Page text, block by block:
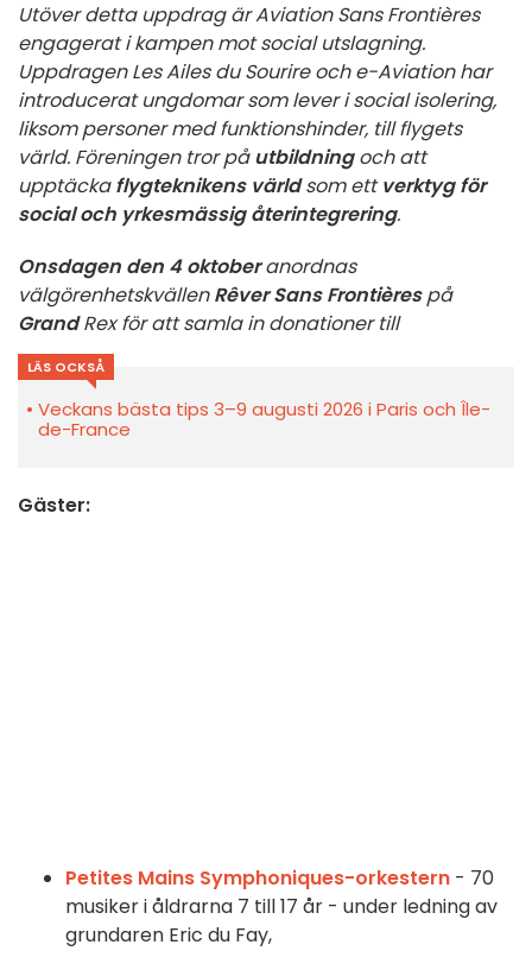
Utöver detta uppdrag är Aviation Sans Frontières
engagerat i kampen mot social utslagning.
Uppdragen Les Ailes du Sourire och e-Aviation har
introducerat ungdomar som lever i social isolering,
liksom personer med funktionshinder, till flygets
värld. Föreningen tror påutbildningoch att
upptäckaflygteknikens världsom ettverktyg för
social och yrkesmässig återintegrering.
Onsdagen den 4 oktoberanordnas
välgörenhetskvällenRêver Sans Frontièrespå
GrandRex för att samla in donationer till
LÄS OCKSÅ
Veckans bästa tips 3–9 augusti 2026 i Paris och Île-
de-France
Gäster:
Petites Mains Symphoniques-orkestern - 70
musiker i åldrarna 7 till 17 år - under ledning av
grundaren Eric du Fay,